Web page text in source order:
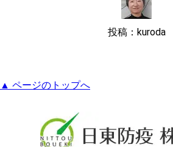
投稿：kuroda
▲ ページのトップへ